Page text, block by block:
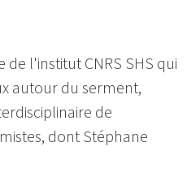
l'institut CNRS SHS qui
autour du serment,
de
dont Stéphane